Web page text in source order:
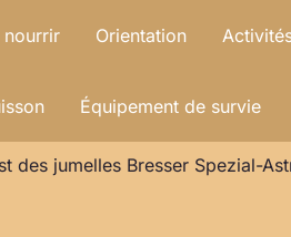
nourrir Orientation
Équipement de survie
des jumelles Bresser Spezial-